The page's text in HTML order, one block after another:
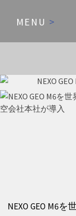
MENU >
NEXO GEO M6